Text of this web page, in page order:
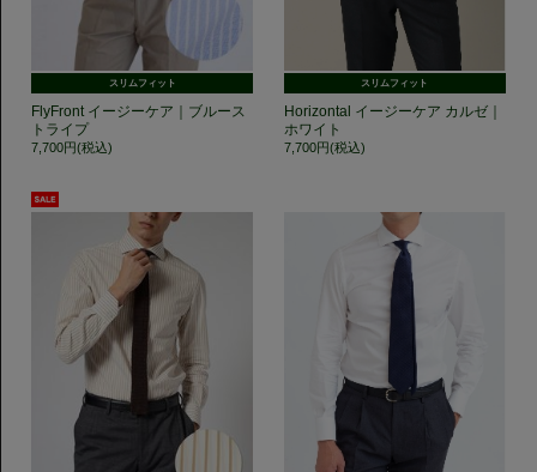
スリムフィット
FlyFront イージーケア｜ブルース
トライプ
7,700円(税込)
スリムフィット
Horizontal イージーケア カルゼ｜
ホワイト
7,700円(税込)